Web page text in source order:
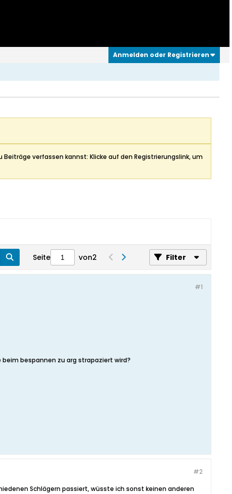
Anmelden oder Registrieren
Beiträge verfassen kannst: Klicke auf den Registrierungslink, um
Seite von2 Filter
#1
bespannen zu arg strapaziert wird?
#2
Schlägern passiert, wüsste ich sonst keinen anderen